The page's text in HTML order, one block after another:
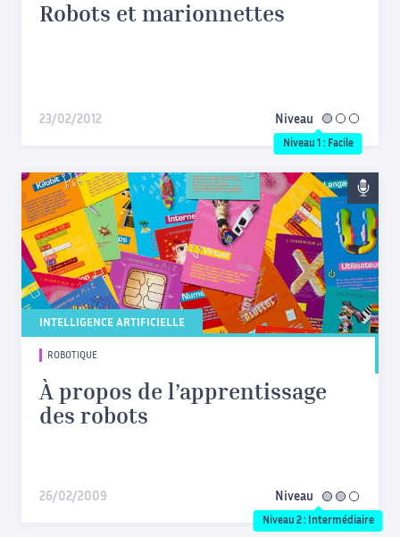
Robots et marionnettes
23/02/2012 Niveau facile
Niveau 1 : Facile
INTELLIGENCE ARTIFICIELLE
ROBOTIQUE
À propos de l’apprentissage
des robots
26/02/2009 Niveau intermédiaire
Niveau 2 : Intermédiaire